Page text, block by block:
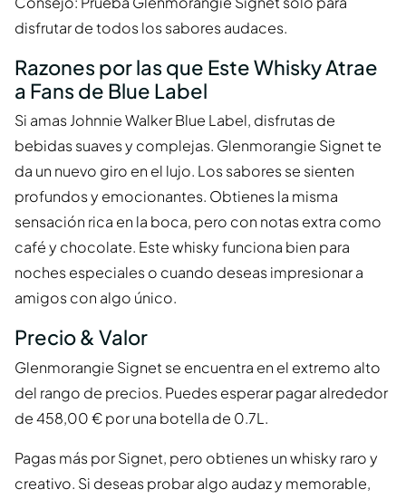
disfrutar de todos los sabores audaces.
Razones por las que Este Whisky Atrae
a Fans de Blue Label
Si amas Johnnie Walker Blue Label, disfrutas de
bebidas suaves y complejas. Glenmorangie Signet te
da un nuevo giro en el lujo. Los sabores se sienten
profundos y emocionantes. Obtienes la misma
sensación rica en la boca, pero con notas extra como
café y chocolate. Este whisky funciona bien para
noches especiales o cuando deseas impresionar a
amigos con algo único.
Precio & Valor
Glenmorangie Signet se encuentra en el extremo alto
del rango de precios. Puedes esperar pagar alrededor
de 458,00 € por una botella de 0.7L.
Pagas más por Signet, pero obtienes un whisky raro y
creativo. Si deseas probar algo audaz y memorable,